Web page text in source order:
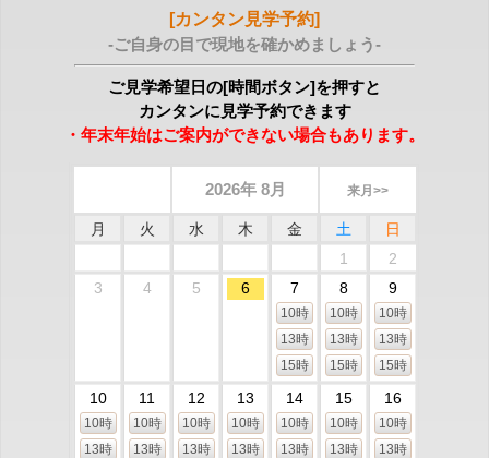
[カンタン見学予約]
-ご自身の目で現地を確かめましょう-
ご見学希望日の[時間ボタン]を押すと
カンタンに見学予約できます
・年末年始はご案内ができない場合もあります。
2026年 8月 来月>>
月 火 水 木 金 土
日
1
2
3
4 5 6 7
10時
13時
15時
8
10時
13時
15時
9
10時
13時
15時
10
10時
13時
11
10時
13時
12
10時
13時
13
10時
13時
14
10時
13時
15
10時
13時
16
10時
13時